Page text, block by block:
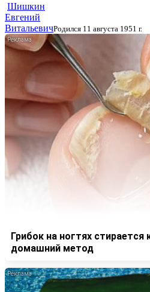
Шишкин
Евгений
ВитальевичРодился 11 августа 1951 г.
Грибок на ногтях
домашний метод